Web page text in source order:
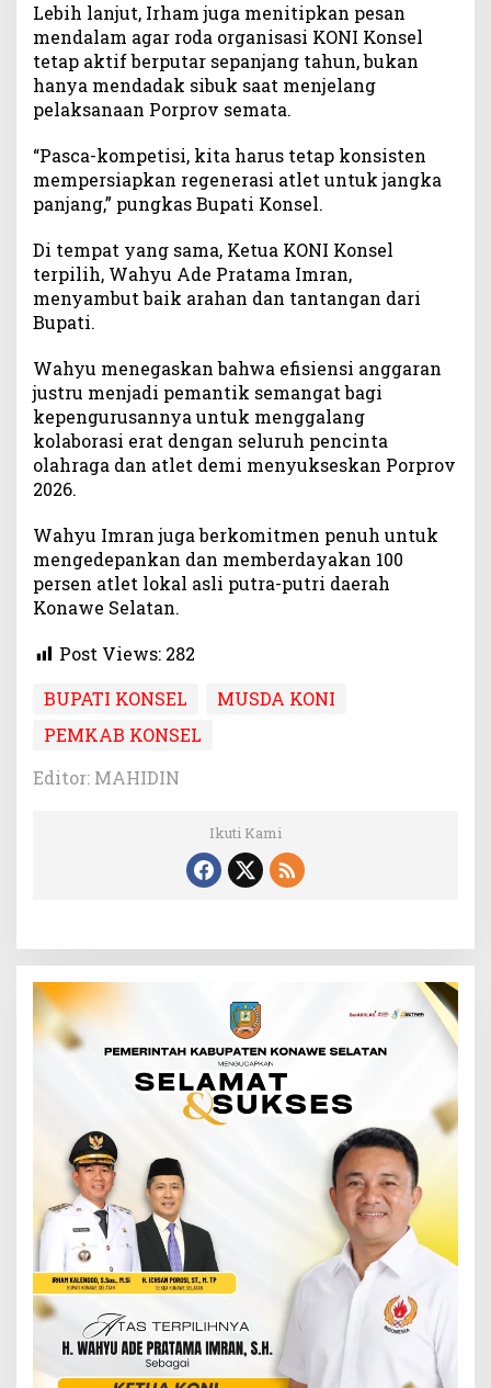
Lebih lanjut, Irham juga menitipkan pesan
mendalam agar roda organisasi KONI Konsel
tetap aktif berputar sepanjang tahun, bukan
hanya mendadak sibuk saat menjelang
pelaksanaan Porprov semata.
“Pasca-kompetisi, kita harus tetap konsisten
mempersiapkan regenerasi atlet untuk jangka
panjang,” pungkas Bupati Konsel.
Di tempat yang sama, Ketua KONI Konsel
terpilih, Wahyu Ade Pratama Imran,
menyambut baik arahan dan tantangan dari
Bupati.
Wahyu menegaskan bahwa efisiensi anggaran
justru menjadi pemantik semangat bagi
kepengurusannya untuk menggalang
kolaborasi erat dengan seluruh pencinta
olahraga dan atlet demi menyukseskan Porprov
2026.
Wahyu Imran juga berkomitmen penuh untuk
mengedepankan dan memberdayakan 100
persen atlet lokal asli putra-putri daerah
Konawe Selatan.
Post Views: 282
BUPATI KONSEL
MUSDA KONI
PEMKAB KONSEL
Editor: MAHIDIN
Ikuti Kami